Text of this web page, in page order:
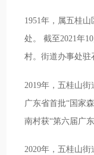
1951年，属五桂
处。 截至2021年
村。街道办事处驻
2019年，五桂山
广东省首批“国家
南村获“第六届广
2020年，五桂山